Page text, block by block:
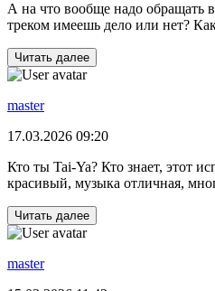
А на что вообще надо обращать
треком имеешь дело или нет?
Читать далее
master
17.03.2026 09:20
Кто ты Tai-Ya? Кто знает, этот
красивый, музыка отличная,
Читать далее
master